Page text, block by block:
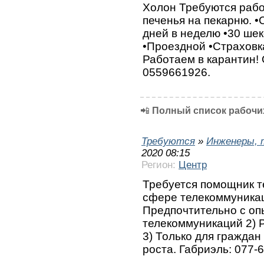
Холон Требуются
печенья на пекарню.
дней в неделю •30
•Проездной
Работаем в
0559661926.
📲 Полный список
Требуются » Инженеры,
2020 08:15
Регион: Центр
Требуется помощник
сфере
Предпочтительно с
телекоммуникаций
3) Только для
роста. Габриэль: 077-